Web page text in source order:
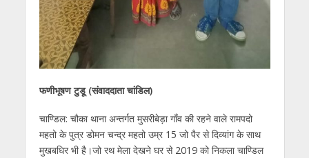
फणीभूषण टुडू (संवाददाता चांडिल)
चाण्डिल: चौका थाना अन्तर्गत मुसरीबेड़ा गाँव की रहने वाले रामपदो
महतो के पुत्र डोमन चन्द्र महतो उम्र 15 जो पैर से दिव्यांग के साथ
मुखबधिर भी है।जो रथ मेला देखने घर से 2019 को निकला चाण्डिल